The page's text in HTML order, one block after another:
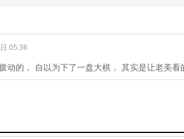
05:36
动的， 自以为下了一盘大棋， 其实是让老美